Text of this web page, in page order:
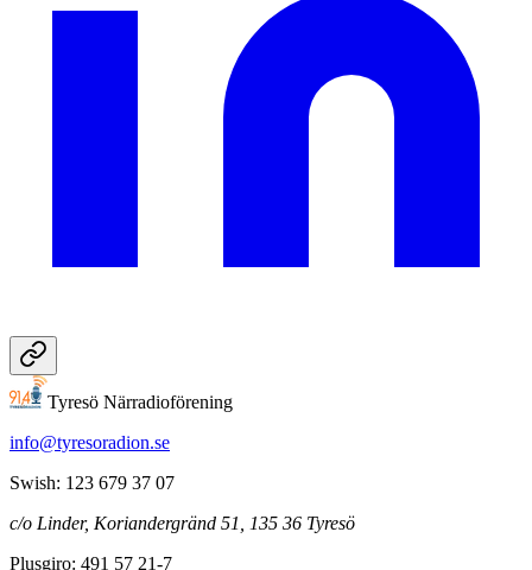
Tyresö Närradioförening
info@tyresoradion.se
Swish: 123 679 37 07
c/o Linder, Koriandergränd 51, 135 36 Tyresö
Plusgiro: 491 57 21-7